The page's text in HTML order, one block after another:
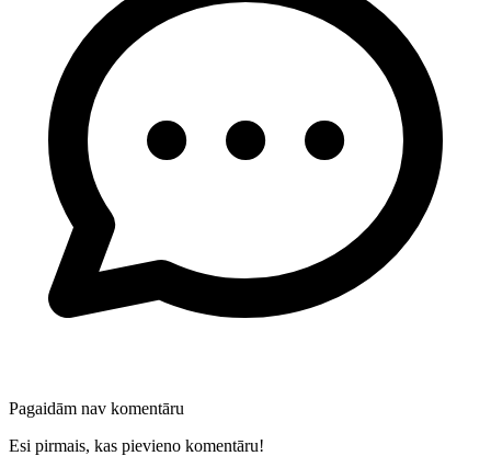
Pagaidām nav komentāru
Esi pirmais, kas pievieno komentāru!